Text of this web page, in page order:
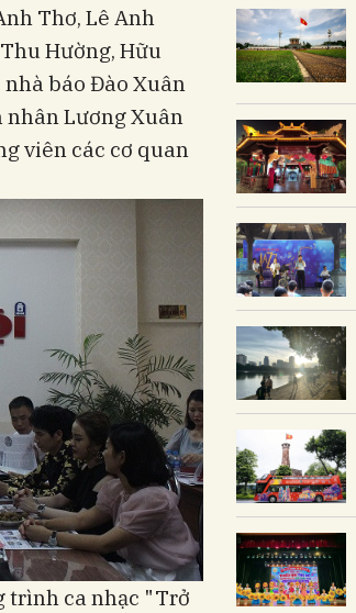
Thơ, Lê Anh
Hường, Hữu
nhà báo Đào Xuân
nhân Lương Xuân
viên các cơ quan
trình ca nhạc "Trở